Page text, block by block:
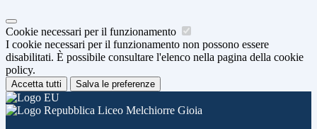
Cookie necessari per il funzionamento
I cookie necessari per il funzionamento non possono essere
disabilitati. È possibile consultare l'elenco nella pagina della cookie
policy.
Accetta tutti Salva le preferenze
Liceo Melchiorre Gioia